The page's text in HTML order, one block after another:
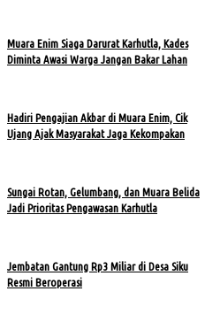
Muara Enim Siaga Darurat Karhutla, Kades
Diminta Awasi Warga Jangan Bakar Lahan
Hadiri Pengajian Akbar di Muara Enim, Cik
Ujang Ajak Masyarakat Jaga Kekompakan
Sungai Rotan, Gelumbang, dan Muara Belida
Jadi Prioritas Pengawasan Karhutla
Jembatan Gantung Rp3 Miliar di Desa Siku
Resmi Beroperasi